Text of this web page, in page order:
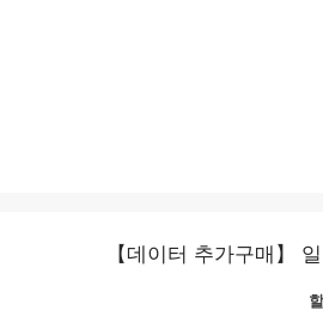
【데이터 추가구매】